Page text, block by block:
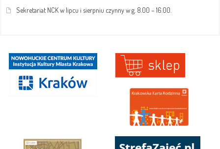
Sekretariat NCK w lipcu i sierpniu czynny w g. 8.00 – 16.00.